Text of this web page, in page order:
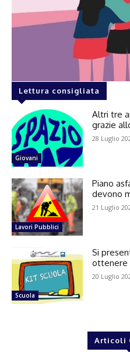
Lettura consigliata
Giovani
Altri tre
grazie
28 Luglio
Lavori Pubblici
Piano
devono
21 Luglio
Scuola
Si
ottenere
20 Luglio
Articoli